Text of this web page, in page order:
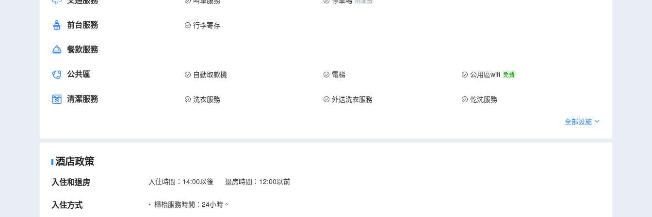
前台服務 行李寄存
餐飲服務
公共區 自動取款機 電梯 公用區wifi 免費
清潔服務 洗衣服務 外送洗衣服務 乾洗服務
全部設施
酒店政策
入住和退房 入住時間：14:00以後 退房時間：12:00以前
入住方式 櫃枱服務時間：24小時。